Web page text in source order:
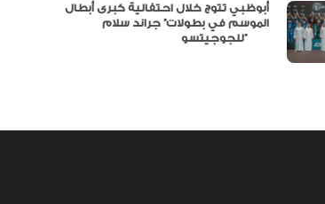
أبوظبي تتوج خلال احتفالية كبرى أبطال
الموسم في بطولات” جراند سلام
للجوجيتسو”